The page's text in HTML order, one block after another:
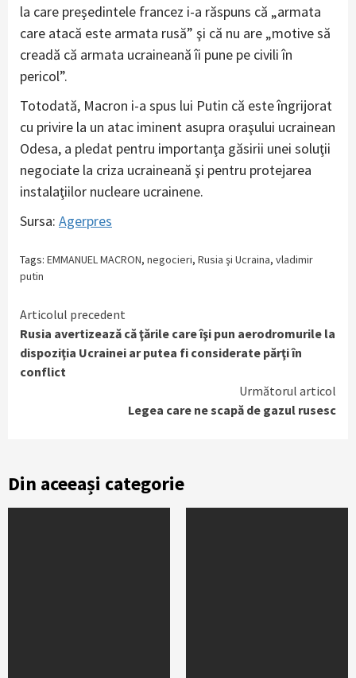
la care preşedintele francez i-a răspuns că „armata
care atacă este armata rusă” şi că nu are „motive să
creadă că armata ucraineană îi pune pe civili în
pericol”.
Totodată, Macron i-a spus lui Putin că este îngrijorat
cu privire la un atac iminent asupra oraşului ucrainean
Odesa, a pledat pentru importanţa găsirii unei soluţii
negociate la criza ucraineană şi pentru protejarea
instalaţiilor nucleare ucrainene.
Sursa: Agerpres
Tags: EMMANUEL MACRON, negocieri, Rusia şi Ucraina, vladimir
putin
Continue
Reading
Articolul precedent
Rusia avertizează că ţările care îşi pun aerodromurile la
dispoziţia Ucrainei ar putea fi considerate părţi în
conflict
Următorul articol
Legea care ne scapă de gazul rusesc
Din aceeași categorie